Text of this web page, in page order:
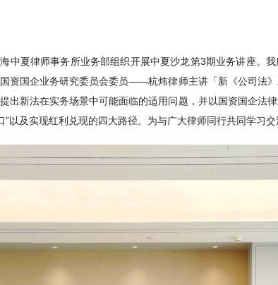
中夏律师事务所业务部组织开展中夏沙龙第3期业务讲座。
资国企业务研究委员会委员——杭炜律师主讲「新《公司法
出新法在实务场景中可能面临的适用问题，并以国资国企法
”以及实现红利兑现的四大路径。为与广大律师同行共同学习交